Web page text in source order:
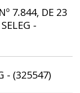
7.844, DE 23
-
- (325547)